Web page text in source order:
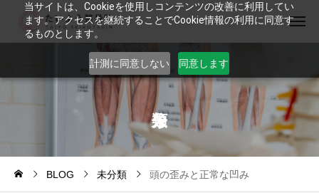
当サイトは、Cookieを使用しコンテンツの改善に利用してい
ます。アクセスを継続することでCookie情報の利用に同意す
るものとします。
計測に同意しない 同意します
BLOG 未分類 頭の歪みと正常な凹み